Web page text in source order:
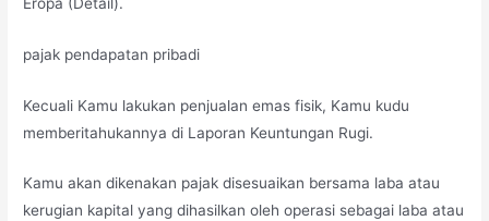
pajak pendapatan pribadi
Kecuali Kamu lakukan penjualan emas fisik, Kamu kudu
memberitahukannya di Laporan Keuntungan Rugi.
Kamu akan dikenakan pajak disesuaikan bersama laba atau
kerugian kapital yang dihasilkan oleh operasi sebagai laba atau